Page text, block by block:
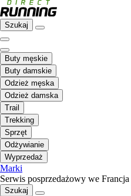
Szukaj
Buty męskie
Buty damskie
Odzież męska
Odzież damska
Trail
Trekking
Sprzęt
Odżywianie
Wyprzedaż
Marki
Serwis posprzedażowy we Francja
Szukaj